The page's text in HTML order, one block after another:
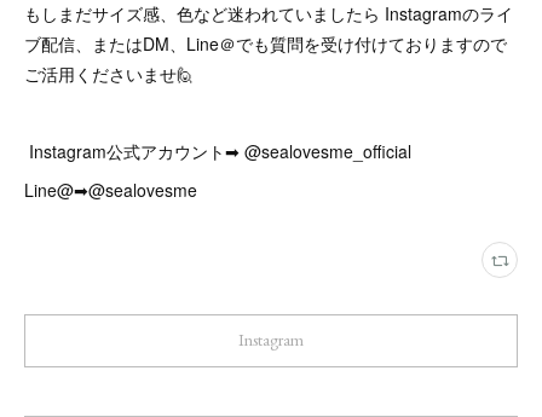
もしまだサイズ感、色など迷われていましたら Instagramのライ
ブ配信、またはDM、Line＠でも質問を受け付けておりますので
ご活用くださいませ🙋
Instagram公式アカウント➡︎ @sealovesme_official
Line@➡︎@sealovesme
Instagram